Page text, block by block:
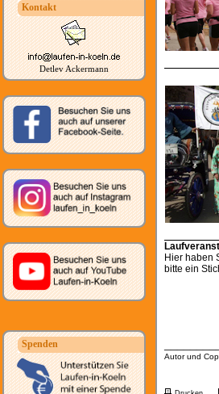
Kontakt
Detlev Ackermann
Spenden
Hier haben
bitte ein
Autor und